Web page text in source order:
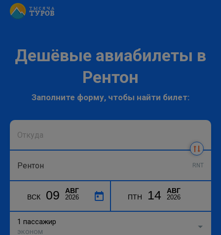
Дешёвые авиабилеты в
Рентон
Заполните форму, чтобы найти билет:
RNT
ВСК 09 АВГ
2026 ПТН 14 АВГ
2026
1 пассажир
эконом